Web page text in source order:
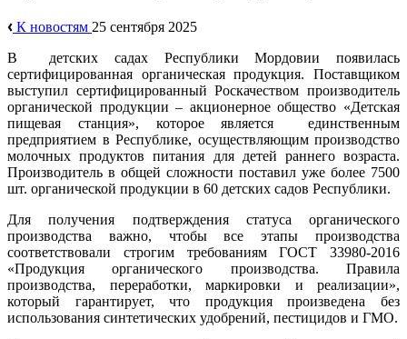
К новостям 25 сентября 2025
В детских садах Республики Мордовии появилась
сертифицированная органическая продукция. Поставщиком
выступил сертифицированный Роскачеством производитель
органической продукции – акционерное общество «Детская
пищевая станция», которое является единственным
предприятием в Республике, осуществляющим производство
молочных продуктов питания для детей раннего возраста.
Производитель в общей сложности поставил уже более 7500
шт. органической продукции в 60 детских садов Республики.
Для получения подтверждения статуса органического
производства важно, чтобы все этапы производства
соответствовали строгим требованиям ГОСТ 33980-2016
«Продукция органического производства. Правила
производства, переработки, маркировки и реализации»,
который гарантирует, что продукция произведена без
использования синтетических удобрений, пестицидов и ГМО.